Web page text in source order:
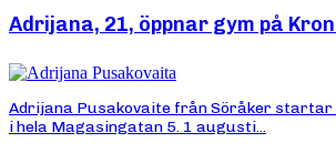
Adrijana, 21, öppnar gym på
Adrijana Pusakovaite från Söråker
i hela Magasingatan 5. 1 augusti...